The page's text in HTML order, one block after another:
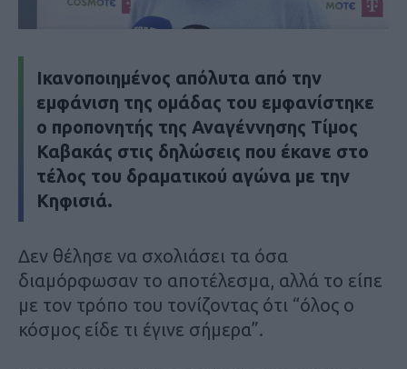
Ικανοποιημένος απόλυτα από την
εμφάνιση της ομάδας του εμφανίστηκε
ο προπονητής της Αναγέννησης Τίμος
Καβακάς στις δηλώσεις που έκανε στο
τέλος του δραματικού αγώνα με την
Κηφισιά.
Δεν θέλησε να σχολιάσει τα όσα
διαμόρφωσαν το αποτέλεσμα, αλλά το είπε
με τον τρόπο του τονίζοντας ότι “όλος ο
κόσμος είδε τι έγινε σήμερα”.